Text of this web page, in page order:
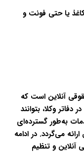
یا حتی فونت و
آنلاین است که
دفاتر وکلا، بتوانند
به‌طور گسترده‌ای
می‌گردد. در ادامه
و تنظیم